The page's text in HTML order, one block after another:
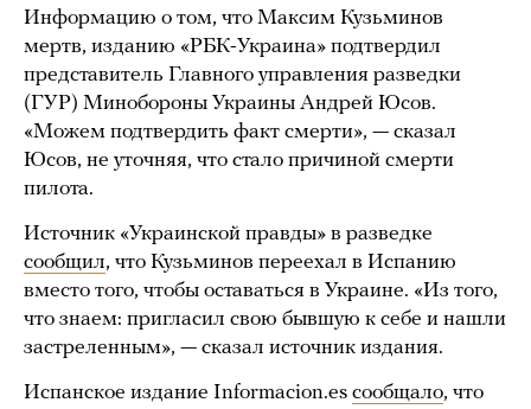
Информацию о том, что Максим Кузьминов
мертв, изданию «РБК-Украина» подтвердил
представитель Главного управления разведки
(ГУР) Минобороны Украины Андрей Юсов.
«Можем подтвердить факт смерти», — сказал
Юсов, не уточняя, что стало причиной смерти
пилота.
Источник «Украинской правды» в разведке
сообщил, что Кузьминов переехал в Испанию
вместо того, чтобы оставаться в Украине. «Из того,
что знаем: пригласил свою бывшую к себе и нашли
застреленным», — сказал источник издания.
Испанское издание Informacion.es сообщало, что